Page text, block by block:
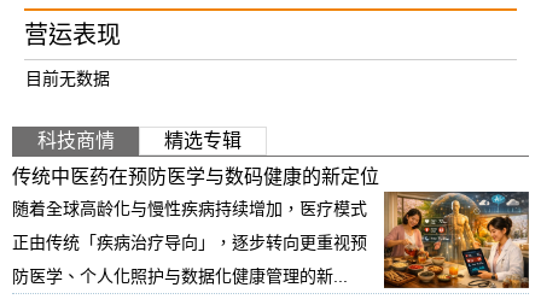
营运表现
目前无数据
科技商情
精选专辑
传统中医药在预防医学与数码健康的新定位
随着全球高龄化与慢性疾病持续增加，医疗模式
正由传统「疾病治疗导向」，逐步转向更重视预
防医学、个人化照护与数据化健康管理的新...